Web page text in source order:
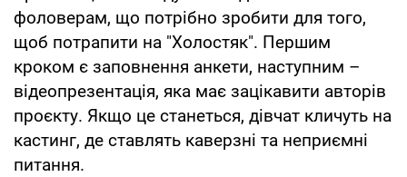
фоловерам, що потрібно зробити для того,
щоб потрапити на "Холостяк". Першим
кроком є заповнення анкети, наступним –
відеопрезентація, яка має зацікавити авторів
проєкту. Якщо це станеться, дівчат кличуть на
кастинг, де ставлять каверзні та неприємні
питання.